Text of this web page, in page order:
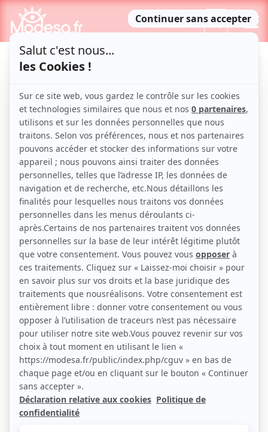
Mentions légales
GERANT DU SERVICE :
Le site modesa.fr est géré par
la sociétéModesa
Sas MODESA
26 rue des Ifs 33260 La Teste
de Buch
Siren : 915 023 048 RCS
Bordeaux
Email du support :
savmodesa@gmail.com
N° TVA
intracommunautaire :
FR 02915023048